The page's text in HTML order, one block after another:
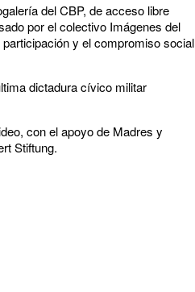
del CBP, de acceso libre
por el colectivo Imágenes del
y el compromiso social
dictadura cívico militar
con el apoyo de Madres y
Stiftung.